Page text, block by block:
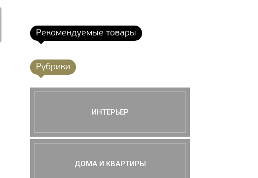
Рекомендуемые товары
Рубрики
ИНТЕРЬЕР
ДОМА И КВАРТИРЫ